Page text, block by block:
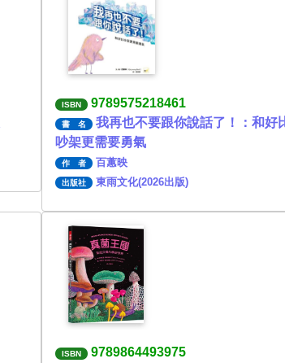
ISBN 9789575218461
書 名
我再也不要跟你說話了！：和好
吵架更需要勇氣
作 者 百蕙映
出版社 東雨文化(2026出版)
ISBN 9789864493975